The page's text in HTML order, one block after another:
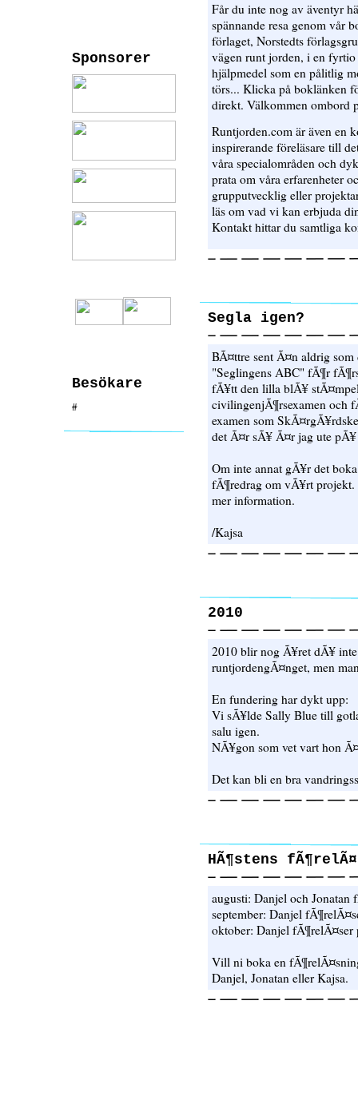
Sponsorer
Besökare
#
Får du inte nog av äventyr
spännande resa genom vår
förlaget, Norstedts
vägen runt jorden, i en
hjälpmedel som en pålitlig
törs... Klicka på boklänken
direkt. Välkommen ombord
Runtjorden.com är även en
inspirerande föreläsare till
våra specialområden och
prata om våra erfarenheter
grupputvecklig eller
läs om vad vi kan erbjuda
Kontakt hittar du samtliga
Segla igen?
BÃ¤ttre sent Ã¤n aldrig
"Seglingens ABC" fÃ¶r
fÃ¥tt den lilla blÃ¥
civilingenjÃ¶rsexamen och
examen som
det Ã¤r sÃ¥ Ã¤r jag ute
Om inte annat gÃ¥r det
fÃ¶redrag om vÃ¥rt
mer information.
/Kajsa
2010
2010 blir nog Ã¥ret dÃ¥
runtjordengÃ¤nget, men
En fundering har dykt upp:
Vi sÃ¥lde Sally Blue till
salu igen.
NÃ¥gon som vet vart hon
Det kan bli en bra
HÃ¶stens
augusti: Danjel och
september: Danjel
oktober: Danjel
Vill ni boka en
Danjel, Jonatan eller Kajsa.